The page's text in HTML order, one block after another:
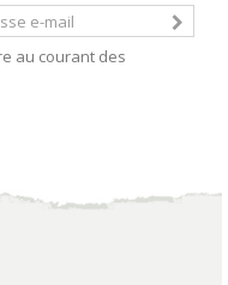
au courant des